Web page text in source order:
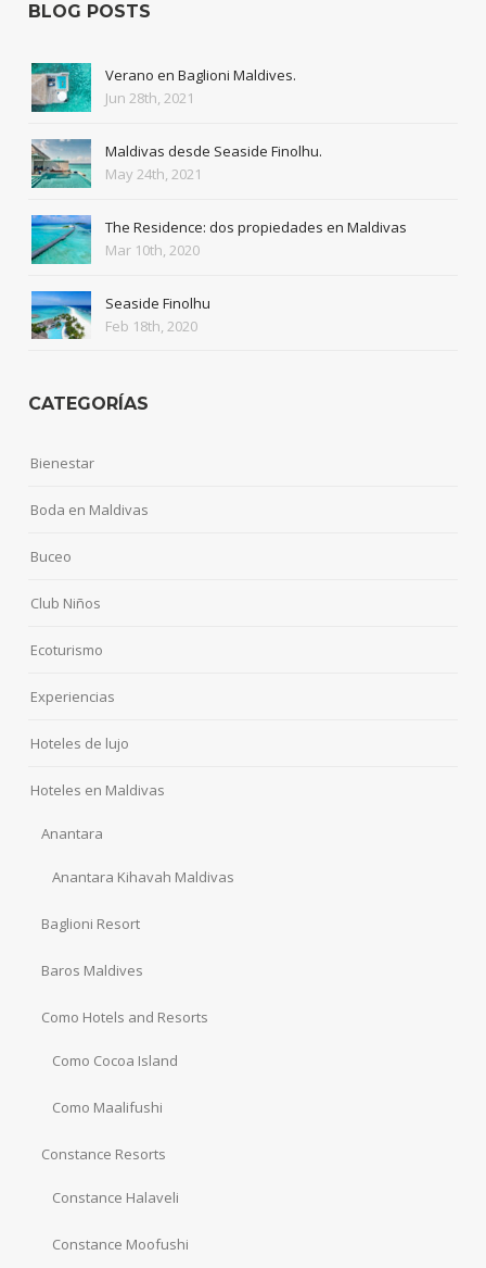
BLOG POSTS
Verano en Baglioni Maldives.
Jun 28th, 2021
Maldivas desde Seaside Finolhu.
May 24th, 2021
The Residence: dos propiedades en Maldivas
Mar 10th, 2020
Seaside Finolhu
Feb 18th, 2020
CATEGORÍAS
Bienestar
Boda en Maldivas
Buceo
Club Niños
Ecoturismo
Experiencias
Hoteles de lujo
Hoteles en Maldivas
Anantara
Anantara Kihavah Maldivas
Baglioni Resort
Baros Maldives
Como Hotels and Resorts
Como Cocoa Island
Como Maalifushi
Constance Resorts
Constance Halaveli
Constance Moofushi